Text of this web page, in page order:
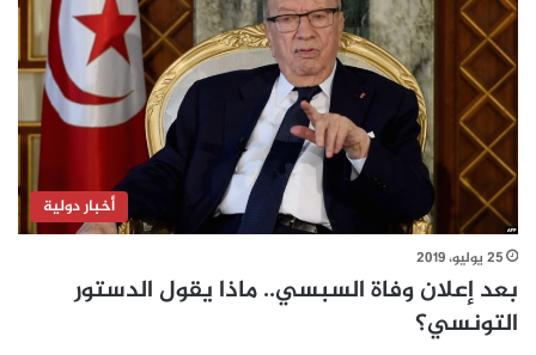
أخبار دولية
25 يوليو، 2019
بعد إعلان وفاة السبسي.. ماذا يقول الدستور
التونسي؟